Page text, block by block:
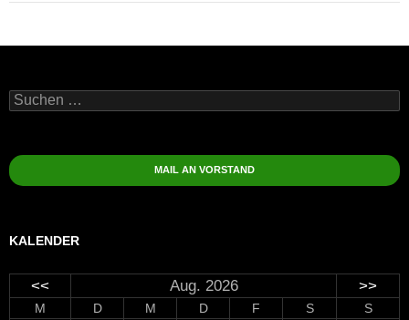
Suchen
nach:
MAIL AN VORSTAND
KALENDER
<< Aug. 2026 >>
M D M D F S
S